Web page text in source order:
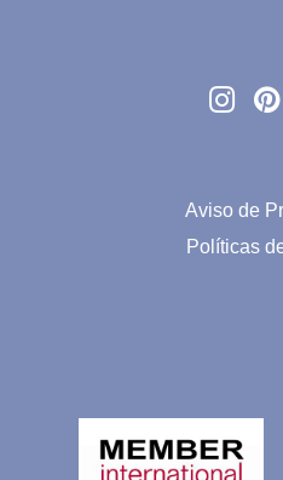
Aviso de
Políticas